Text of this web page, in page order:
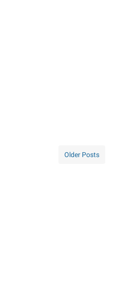
Older Posts